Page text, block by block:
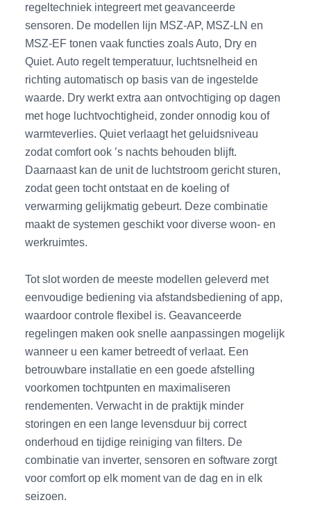
regeltechniek integreert met geavanceerde
sensoren. De modellen lijn MSZ-AP, MSZ-LN en
MSZ-EF tonen vaak functies zoals Auto, Dry en
Quiet. Auto regelt temperatuur, luchtsnelheid en
richting automatisch op basis van de ingestelde
waarde. Dry werkt extra aan ontvochtiging op dagen
met hoge luchtvochtigheid, zonder onnodig kou of
warmteverlies. Quiet verlaagt het geluidsniveau
zodat comfort ook ’s nachts behouden blijft.
Daarnaast kan de unit de luchtstroom gericht sturen,
zodat geen tocht ontstaat en de koeling of
verwarming gelijkmatig gebeurt. Deze combinatie
maakt de systemen geschikt voor diverse woon- en
werkruimtes.
Tot slot worden de meeste modellen geleverd met
eenvoudige bediening via afstandsbediening of app,
waardoor controle flexibel is. Geavanceerde
regelingen maken ook snelle aanpassingen mogelijk
wanneer u een kamer betreedt of verlaat. Een
betrouwbare installatie en een goede afstelling
voorkomen tochtpunten en maximaliseren
rendementen. Verwacht in de praktijk minder
storingen en een lange levensduur bij correct
onderhoud en tijdige reiniging van filters. De
combinatie van inverter, sensoren en software zorgt
voor comfort op elk moment van de dag en in elk
seizoen.